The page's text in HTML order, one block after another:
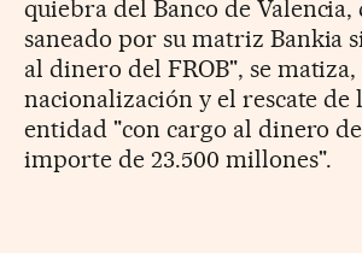
quiebra del Banco de Valencia,
saneado por su matriz Bankia
al dinero del FROB", se matiza,
nacionalización y el rescate de
entidad "con cargo al dinero
importe de 23.500 millones".